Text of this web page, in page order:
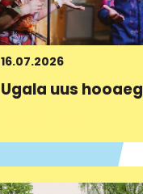
16.07.2026
Ugala uus hooaeg